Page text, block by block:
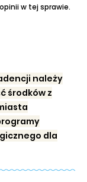
w tej sprawie.
należy
środków z
dla